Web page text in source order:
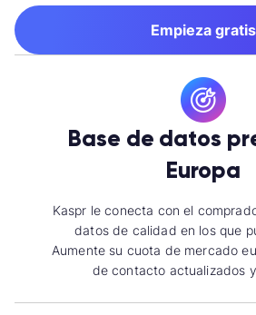
Empieza gratis
Base de datos
Europa
Kaspr le conecta con el
datos de calidad en los que
Aumente su cuota de mercado
de contacto actualizados